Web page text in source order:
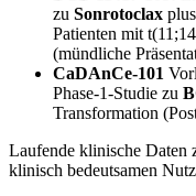
zu Sonrotoclax
Patienten mit
(mündliche
CaDAnCe-101
Phase-1-Studie zu
Transformation
Laufende klinische Daten
klinisch bedeutsamen